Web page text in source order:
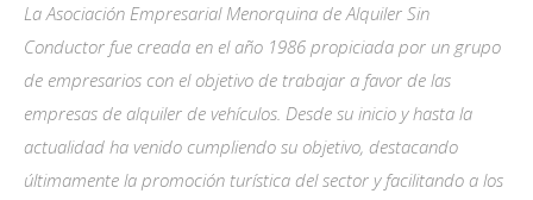
La Asociación Empresarial Menorquina de Alquiler Sin
Conductor fue creada en el año 1986 propiciada por un grupo
de empresarios con el objetivo de trabajar a favor de las
empresas de alquiler de vehículos. Desde su inicio y hasta la
actualidad ha venido cumpliendo su objetivo, destacando
últimamente la promoción turística del sector y facilitando a los